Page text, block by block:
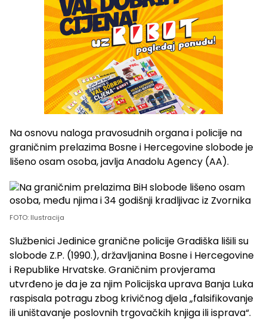
Na osnovu naloga pravosudnih organa i policije na
graničnim prelazima Bosne i Hercegovine slobode je
lišeno osam osoba, javlja Anadolu Agency (AA).
FOTO: Ilustracija
Službenici Jedinice granične policije Gradiška lišili su
slobode Z.P. (1990.), državljanina Bosne i Hercegovine
i Republike Hrvatske. Graničnim provjerama
utvrđeno je da je za njim Policijska uprava Banja Luka
raspisala potragu zbog krivičnog djela „falsifikovanje
ili uništavanje poslovnih trgovačkih knjiga ili isprava“.